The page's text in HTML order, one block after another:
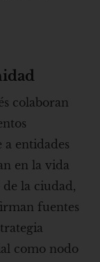
colaboran
a entidades
en la vida
la ciudad,
fuentes
como nodo